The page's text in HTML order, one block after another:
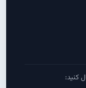
کنید: